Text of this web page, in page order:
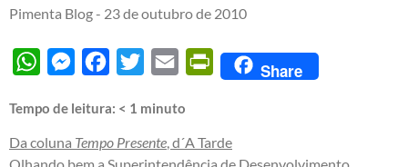
Pimenta Blog - 23 de outubro de 2010
WhatsAppMessengerFacebook
Twitter Email PrintFriendly
Share
Tempo de leitura: < 1 minuto
Da coluna Tempo Presente, d´A Tarde